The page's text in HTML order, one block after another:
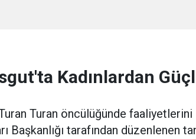
Kadınlardan
Turan öncülüğünde
Başkanlığı tarafından düzenlenen